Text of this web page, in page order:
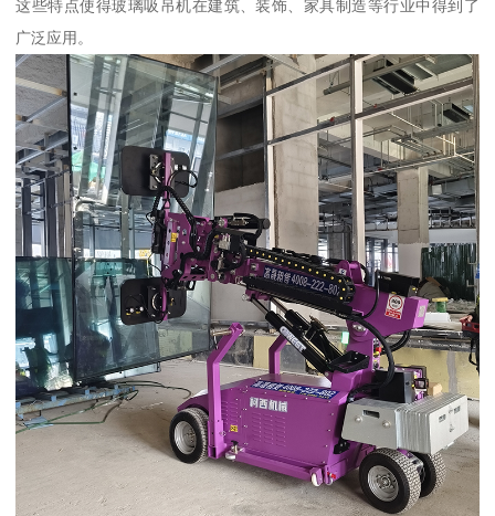
这些特点使得玻璃吸吊机在建筑、装饰、家具制造等行业中得到了
广泛应用。